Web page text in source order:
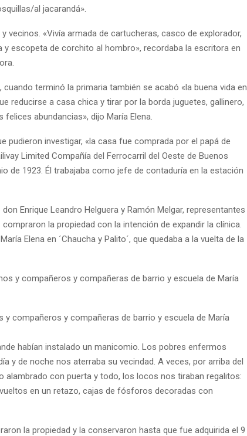
al jacarandá».
vecinos. «Vivía armada de cartucheras, casco de explorador,
y escopeta de corchito al hombro», recordaba la escritora en
terminó la primaria también se acabó «la buena vida en
reducirse a casa chica y tirar por la borda juguetes, gallinero,
abundancias», dijo María Elena.
pudieron investigar, «la casa fue comprada por el papá de
Limited Compañía del Ferrocarril del Oeste de Buenos
de 1923. Él trabajaba como jefe de contaduría en la estación
Enrique Leandro Helguera y Ramón Melgar, representantes
la propiedad con la intención de expandir la clínica.
Elena en ´Chaucha y Palito´, que quedaba a la vuelta de la
compañeros y compañeras de barrio y escuela de María
habían instalado un manicomio. Los pobres enfermos
y de noche nos aterraba su vecindad. A veces, por arriba del
alambrado con puerta y todo, los locos nos tiraban regalitos:
en un retazo, cajas de fósforos decoradas con
la propiedad y la conservaron hasta que fue adquirida el 9